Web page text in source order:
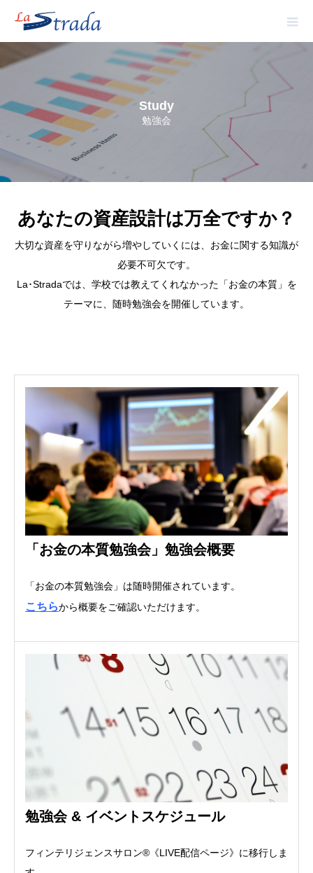
Study
勉強会
あなたの資産設計は万全ですか？
大切な資産を守りながら増やしていくには、お金に関する知識が
必要不可欠です。
La･Stradaでは、学校では教えてくれなかった「お金の本質」を
テーマに、随時勉強会を開催しています。
「お金の本質勉強会」勉強会概要
「お金の本質勉強会」は随時開催されています。
こちらから概要をご確認いただけます。
勉強会 & イベントスケジュール
フィンテリジェンスサロン®《LIVE配信ページ》に移行しま